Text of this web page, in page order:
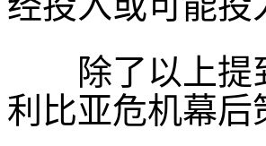
除了以上提到
利比亚危机幕